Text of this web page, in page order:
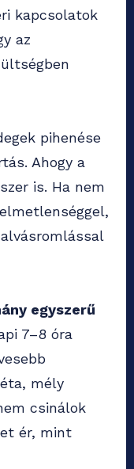
kapcsolatok
az
pihenése
Ahogy a
is. Ha nem
egyszerű
7–8 óra
mély
csinálok
ér, mint